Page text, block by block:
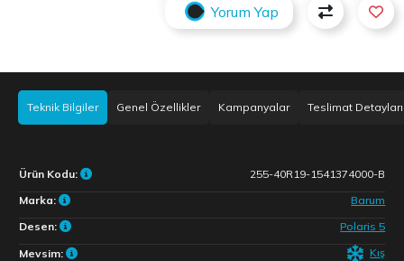
Yorum Yap
Teknik Bilgiler Genel Özellikler Kampanyalar Teslimat Detayları
Ürün Kodu:
255-40R19-1541374000-B
Marka:
Barum
Desen:
Polaris 5
Mevsim: Kış